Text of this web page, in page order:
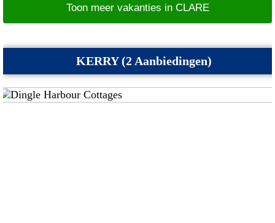
Toon meer vakanties in CLARE
KERRY (2 Aanbiedingen)